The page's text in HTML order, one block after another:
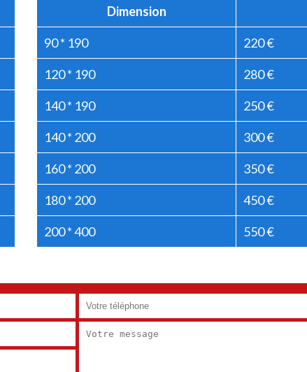
Dimension
90 * 190 220 €
120 * 190 280 €
140 * 190 250 €
140 * 200 300 €
160 * 200 350 €
180 * 200 450 €
200 * 400 550 €